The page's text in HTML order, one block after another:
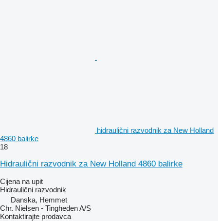
hidraulični razvodnik za New Holland
4860 balirke
18
Hidraulični razvodnik za New Holland 4860 balirke
Cijena na upit
Hidraulični razvodnik
Danska, Hemmet
Chr. Nielsen - Tingheden A/S
Kontaktirajte prodavca